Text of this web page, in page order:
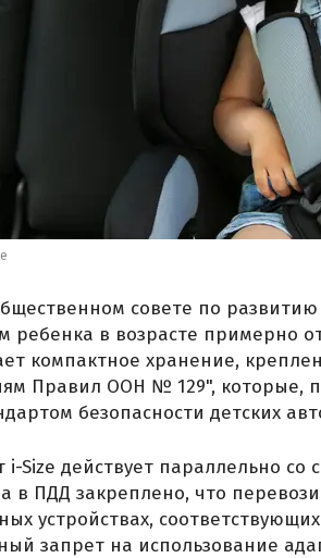
совете по развитию
ребенка в возрасте примерно
компактное хранение,
Правил ООН № 129", которые,
безопасности детских
i-Size действует параллельно
в ПДД закреплено, что
устройствах,
запрет на использование